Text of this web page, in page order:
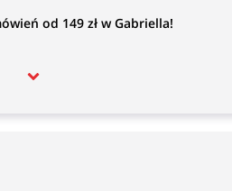
od 149 zł w Gabriella!